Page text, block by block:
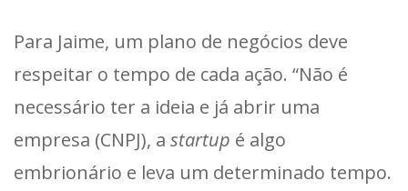
Para Jaime, um plano de negócios deve
respeitar o tempo de cada ação. “Não é
necessário ter a ideia e já abrir uma
empresa (CNPJ), a startup é algo
embrionário e leva um determinado tempo.